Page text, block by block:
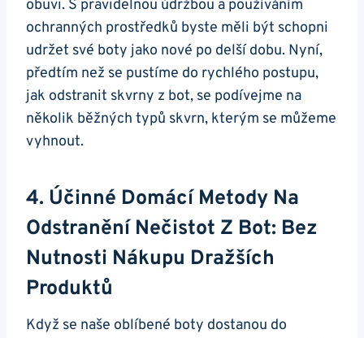
obuvi. S pravidelnou údržbou a používáním
ochranných prostředků ⁢byste měli být schopni
udržet své boty jako nové po delší dobu. Nyní,
předtím než se pustíme do rychlého postupu,
jak odstranit skvrny ‌z bot, se podívejme na
několik běžných typů‍ skvrn, kterým se můžeme
vyhnout.
4. Účinné Domácí‍ Metody Na
Odstranění Nečistot Z Bot: Bez
Nutnosti Nákupu Dražších
Produktů
Když ​se naše oblíbené boty dostanou do